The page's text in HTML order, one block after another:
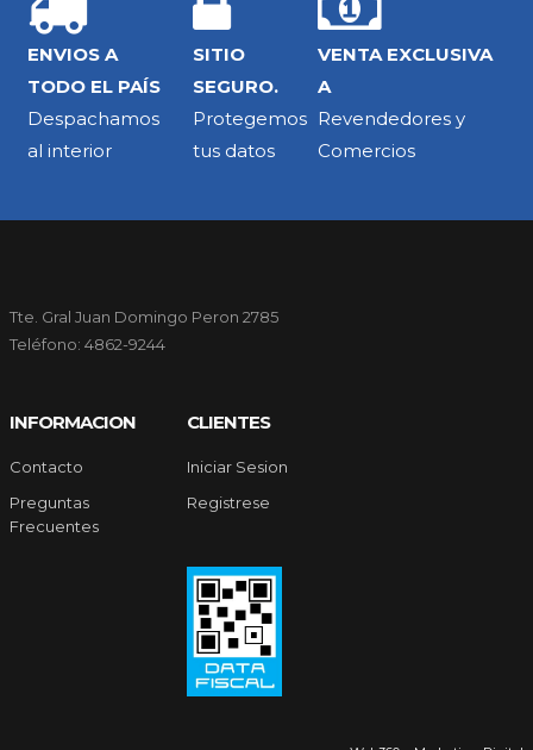
ENVIOS A
TODO EL PAÍS
Despachamos
al interior
SITIO
SEGURO.
Protegemos
tus datos
VENTA EXCLUSIVA
A
Revendedores y
Comercios
Tte. Gral Juan Domingo Peron 2785
Teléfono: 4862-9244
INFORMACION
Contacto
Preguntas
Frecuentes
CLIENTES
Iniciar Sesion
Registrese